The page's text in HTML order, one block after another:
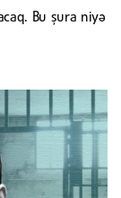
Bu şura niyə